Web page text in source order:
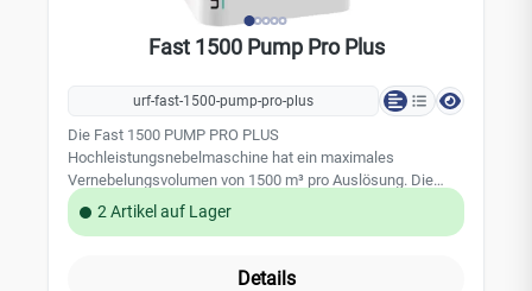
Abmessungen: 440 x 435 x 305 mm
Fast 1500 Pump Pro Plus
urf-fast-1500-pump-pro-plus
Die Fast 1500 PUMP PRO PLUS
Hochleistungsnebelmaschine hat ein maximales
Vernebelungsvolumen von 1500 m³ pro Auslösung. Die
maximale Vernebelungszeit pro Auslösung beträgt 70
Sekunden. Die Vernebelungszeit kann individuell auf die
maximale Tankvolumen von 1000ml ist ausreichend für
2 Artikel auf Lager
Details